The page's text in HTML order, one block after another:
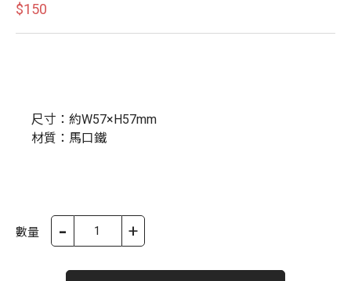
$150
尺寸： 約W57×H57mm
材質：馬口鐵
數量 - +